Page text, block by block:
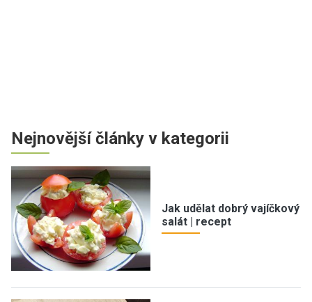
Nejnovější články v kategorii
Jak udělat dobrý vajíčkový
salát | recept